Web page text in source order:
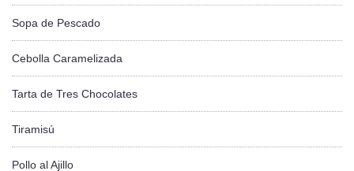
Sopa de Pescado
Cebolla Caramelizada
Tarta de Tres Chocolates
Tiramisú
Pollo al Ajillo